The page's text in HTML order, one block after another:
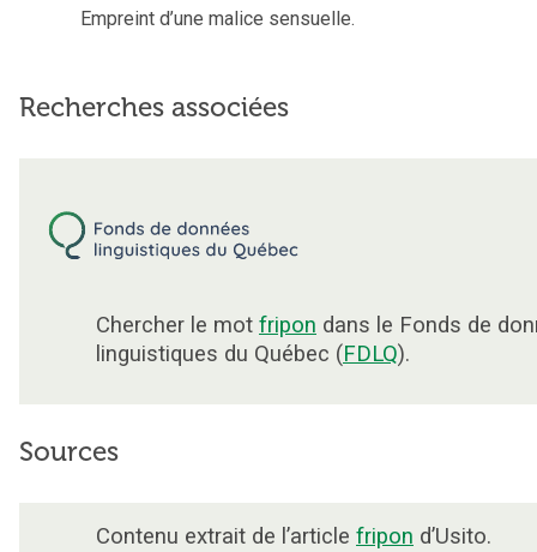
Empreint d’une malice sensuelle.
Recherches associées
Chercher le mot fripon dans le Fonds de
linguistiques du Québec (FDLQ).
Sources
Contenu extrait de l’article fripon d’Usito.